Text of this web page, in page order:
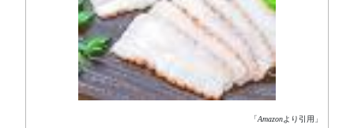
「Amazonより引用」